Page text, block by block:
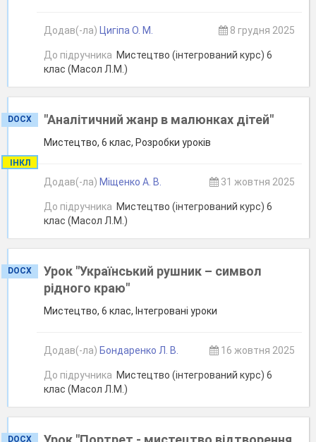
Додав(-ла) Цигіпа О. М. 8 грудня 2025
До підручника Мистецтво (інтегрований курс) 6
клас (Масол Л.М.)
DOCX
ІНКЛ
"Аналітичний жанр в малюнках дітей"
Мистецтво, 6 клас, Розробки уроків
Додав(-ла) Мiщенко А. В. 31 жовтня 2025
До підручника Мистецтво (інтегрований курс) 6
клас (Масол Л.М.)
DOCX
Урок "Український рушник – символ
рідного краю"
Мистецтво, 6 клас, Інтегровані уроки
Додав(-ла) Бондаренко Л. В. 16 жовтня 2025
До підручника Мистецтво (інтегрований курс) 6
клас (Масол Л.М.)
DOCX